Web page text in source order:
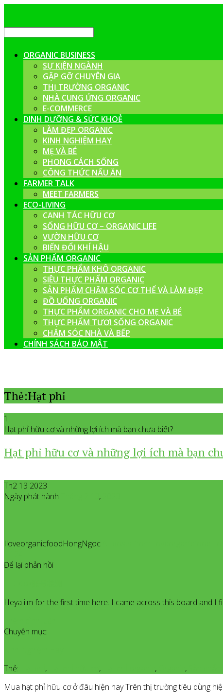
ORGANIC BUSINESS
SỰ KIỆN NGÀNH
GẶP GỠ CHUYÊN GIA
THỊ TRƯỜNG ORGANIC
NHÀ CUNG ỨNG ORGANIC
E-COMMERCE
DINH DƯỠNG & SỨC KHOẺ
LÀM ĐẸP ORGANIC
KINH NGHIỆM HAY
MẸ VÀ BÉ
PHONG CÁCH SỐNG
CÔNG THỨC NẤU ĂN
FARMER TALK
MEET FARMERS
ECO-LIVING
CANH TÁC HỮU CƠ
SỐNG HỮU CƠ – ORGANIC LIFE
VƯỜN HỮU CƠ
BIẾN ĐỔI KHÍ HẬU
SẢN PHẨM ORGANIC
THỰC PHẨM KHÔ ORGANIC
SIÊU THỰC PHẨM ORGANIC
SẢN PHẨM CHĂM SÓC CƠ THỂ VÀ LÀM ĐẸP
ĐỒ UỐNG ORGANIC
THỰC PHẨM ORGANIC CHO MẸ VÀ BÉ
THỰC PHẨM TƯƠI SỐNG ORGANIC
CHĂM SÓC NHÀ VÀ BẾP
CHÍNH SÁCH BẢO MẬT
Thẻ:Hạt phỉ
1
Hạt phỉ hữu cơ và những lợi ích mà bạn chưa biết?
Hạt phỉ hữu cơ và những lợi ích mà bạn
Th2 13 2023
Ngày phát hành
,
IloveorganicfoodHongNgoc
Để lại phản hồi
Heya i'm for the first time here. I came across this board and I
Chuyên mục:
Thẻ:
, , , ,
Mua hạt phỉ hữu cơ ở đâu hiện nay Trên thị trường tiêu dùng